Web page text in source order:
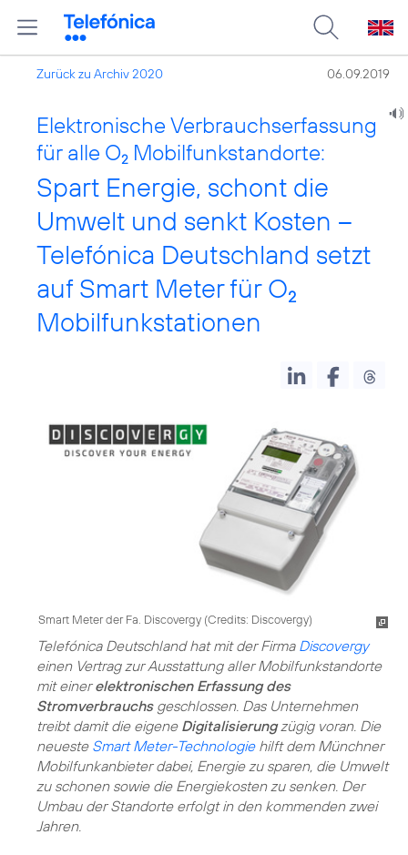
Zurück zu Archiv 2020 06.09.2019
Elektronische Verbrauchserfassung
für alle O2 Mobilfunkstandorte:
Spart Energie, schont die
Umwelt und senkt Kosten –
Telefónica Deutschland setzt
auf Smart Meter für O2
Mobilfunkstationen
Smart Meter der Fa. Discovergy (Credits: Discovergy)
Telefónica Deutschland hat mit der Firma Discovergy
einen Vertrag zur Ausstattung aller Mobilfunkstandorte
mit einerelektronischen Erfassung des
Stromverbrauchsgeschlossen. Das Unternehmen
treibt damit die eigene Digitalisierungzügig voran. Die
neueste Smart Meter-Technologiehilft dem Münchner
Mobilfunkanbieter dabei, Energie zu sparen, die Umwelt
zu schonen sowie die Energiekosten zu senken. Der
Umbau der Standorte erfolgt in den kommenden zwei
Jahren.